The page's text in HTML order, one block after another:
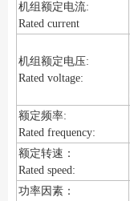
机组额定电流:
Rated current
机组额定电压:
Rated voltage:
额定频率:
Rated frequency:
额定转速：
Rated speed:
功率因素：